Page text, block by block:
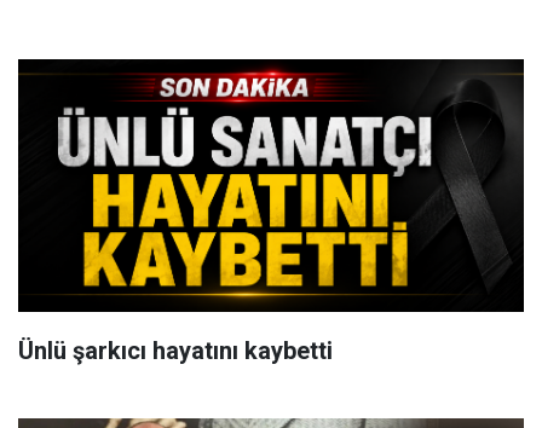
Ünlü şarkıcı hayatını kaybetti